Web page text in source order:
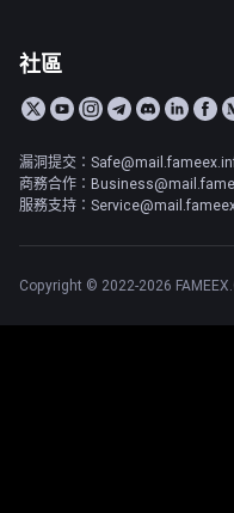
社區
漏洞提交：
商務合作：
服務支持：
Copyright © 2022-2026